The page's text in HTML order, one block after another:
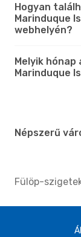
Hogyan
Marinduque
webhelyén?
Melyik hónap
Marinduque
Népszerű
Fülöp-